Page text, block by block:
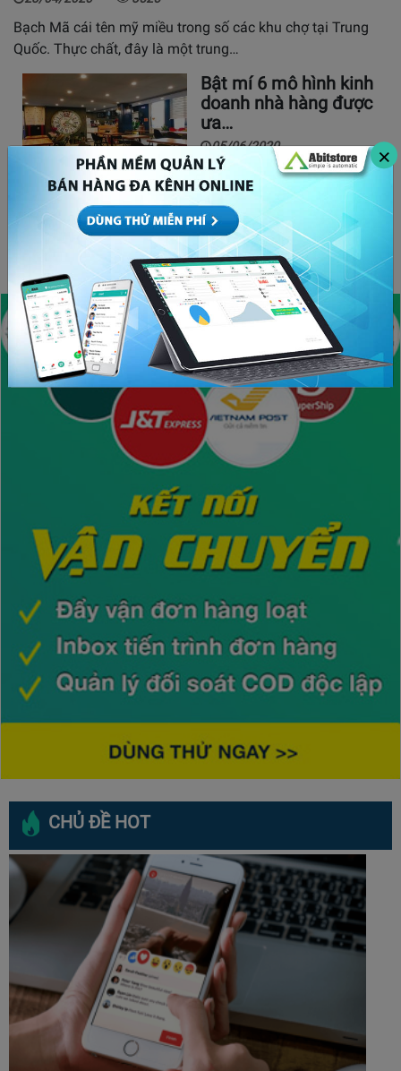
×
Bạch Mã cái tên mỹ miều trong số các khu chợ tại Trung
Quốc. Thực chất, đây là một trung…
Bật mí 6 mô hình kinh
doanh nhà hàng được
ưa…
05/06/2020
Note ngay các trang
web mua sách online
giá rẻ uy…
23/04/2021
CHỦ ĐỀ HOT